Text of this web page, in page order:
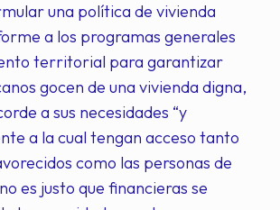
una política de vivienda
a los programas generales
territorial para garantizar
gocen de una vivienda digna,
a sus necesidades “y
a la cual tengan acceso tanto
como las personas de
es justo que financieras se